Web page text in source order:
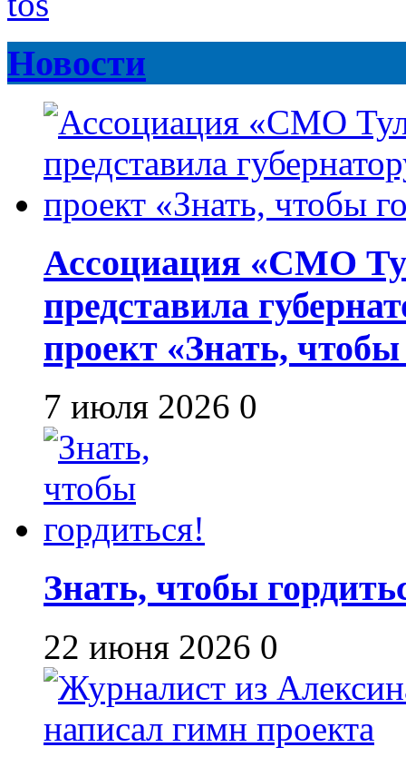
Новости
Ассоциация «СМО
представила
проект «Знать,
7 июля 2026 0
Знать, чтобы
22 июня 2026 0